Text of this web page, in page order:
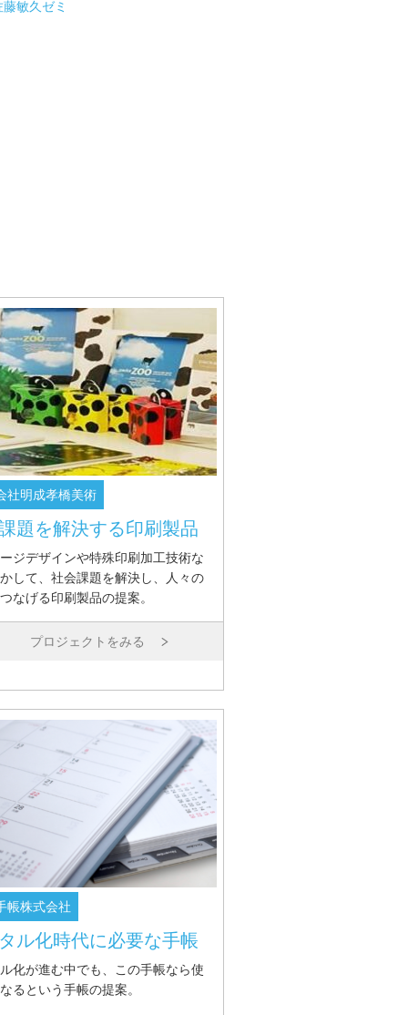
敏久ゼミ
社明成孝橋美術
題を解決する印刷製品
ジデザインや特殊印刷加工技術な
して、社会課題を解決し、人々の
なげる印刷製品の提案。
プロジェクトをみる
帳株式会社
ル化時代に必要な手帳
化が進む中でも、この手帳なら使
るという手帳の提案。